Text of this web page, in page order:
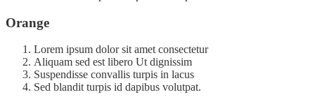
Orange
Lorem ipsum dolor sit amet consectetur
Aliquam sed est libero Ut dignissim
Suspendisse convallis turpis in lacus
Sed blandit turpis id dapibus volutpat.